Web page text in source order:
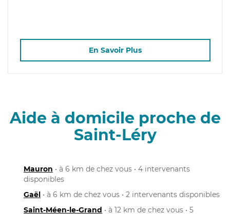
En Savoir Plus
Aide à domicile proche de
Saint-Léry
Mauron • à 6 km de chez vous • 4 intervenants
disponibles
Gaël • à 6 km de chez vous • 2 intervenants disponibles
Saint-Méen-le-Grand • à 12 km de chez vous • 5